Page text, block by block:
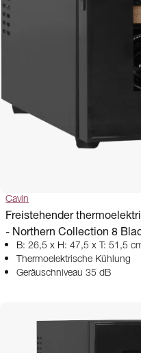
Cavin
Freistehender
- Northern Collection 8
B: 26,5 x H: 47,5 x T: 51,5
Thermoelektrische Kühlung
Geräuschniveau 35 dB